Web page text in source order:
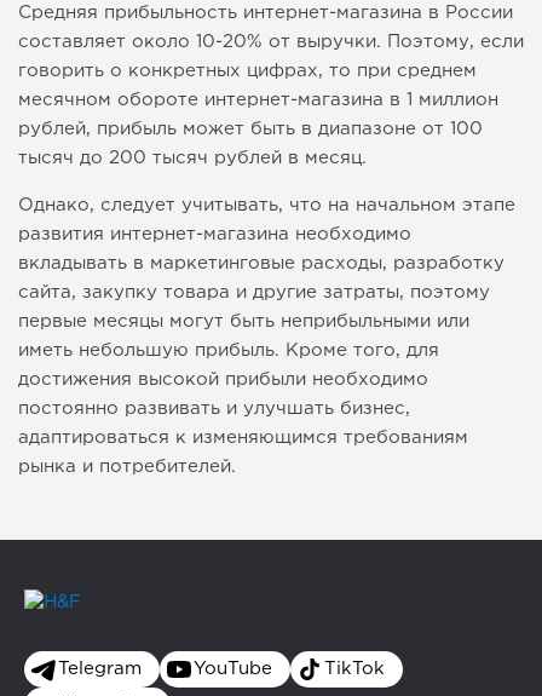
Средняя прибыльность интернет-магазина в России
составляет около 10-20% от выручки. Поэтому, если
говорить о конкретных цифрах, то при среднем
месячном обороте интернет-магазина в 1 миллион
рублей, прибыль может быть в диапазоне от 100
тысяч до 200 тысяч рублей в месяц.
Однако, следует учитывать, что на начальном этапе
развития интернет-магазина необходимо
вкладывать в маркетинговые расходы, разработку
сайта, закупку товара и другие затраты, поэтому
первые месяцы могут быть неприбыльными или
иметь небольшую прибыль. Кроме того, для
достижения высокой прибыли необходимо
постоянно развивать и улучшать бизнес,
адаптироваться к изменяющимся требованиям
рынка и потребителей.
Telegram YouTube TikTok